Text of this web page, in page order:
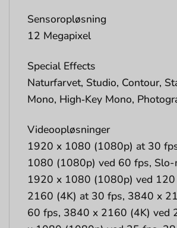
Sensoropløsning
12 Megapixel
Special Effects
Naturfarvet, Studio, Contour,
Mono, High‑Key Mono,
Videoopløsninger
1920 x 1080 (1080p) at 30
1080 (1080p) ved 60 fps, Slo-
1920 x 1080 (1080p) ved
2160 (4K) at 30 fps, 3840 x
60 fps, 3840 x 2160 (4K) ved